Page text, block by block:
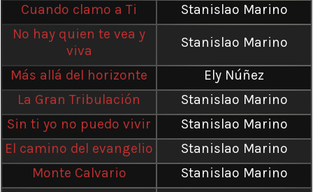
Cuando clamo a Ti
Stanislao Marino
No hay quien te vea y
viva
Stanislao Marino
Más allá del horizonte
Ely Núñez
La Gran Tribulación
Stanislao Marino
Sin ti yo no puedo vivir
Stanislao Marino
El camino del evangelio
Stanislao Marino
Monte Calvario
Stanislao Marino